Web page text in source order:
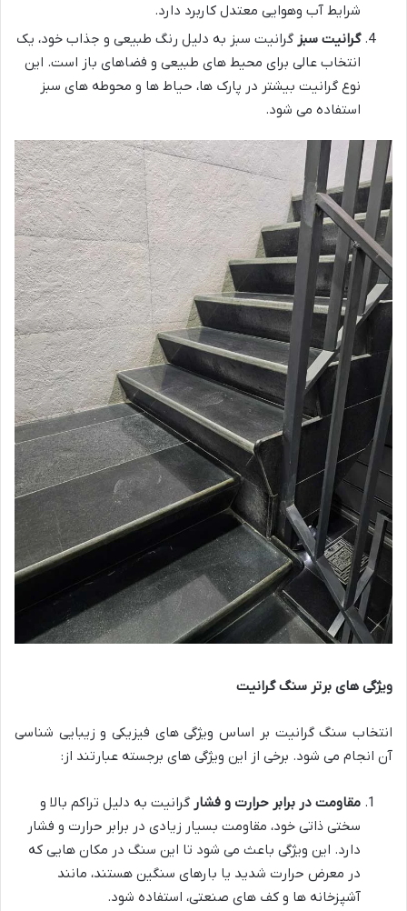
شرایط آب وهوایی معتدل کاربرد دارد.
گرانیت سبز گرانیت سبز به دلیل رنگ طبیعی و جذاب خود، یک
انتخاب عالی برای محیط های طبیعی و فضاهای باز است. این
نوع گرانیت بیشتر در پارک ها، حیاط ها و محوطه های سبز
استفاده می شود.
ویژگی های برتر سنگ گرانیت
انتخاب سنگ گرانیت بر اساس ویژگی های فیزیکی و زیبایی شناسی
آن انجام می شود. برخی از این ویژگی های برجسته عبارتند از:
مقاومت در برابر حرارت و فشار گرانیت به دلیل تراکم بالا و
سختی ذاتی خود، مقاومت بسیار زیادی در برابر حرارت و فشار
دارد. این ویژگی باعث می شود تا این سنگ در مکان هایی که
در معرض حرارت شدید یا بارهای سنگین هستند، مانند
آشپزخانه ها و کف های صنعتی، استفاده شود.